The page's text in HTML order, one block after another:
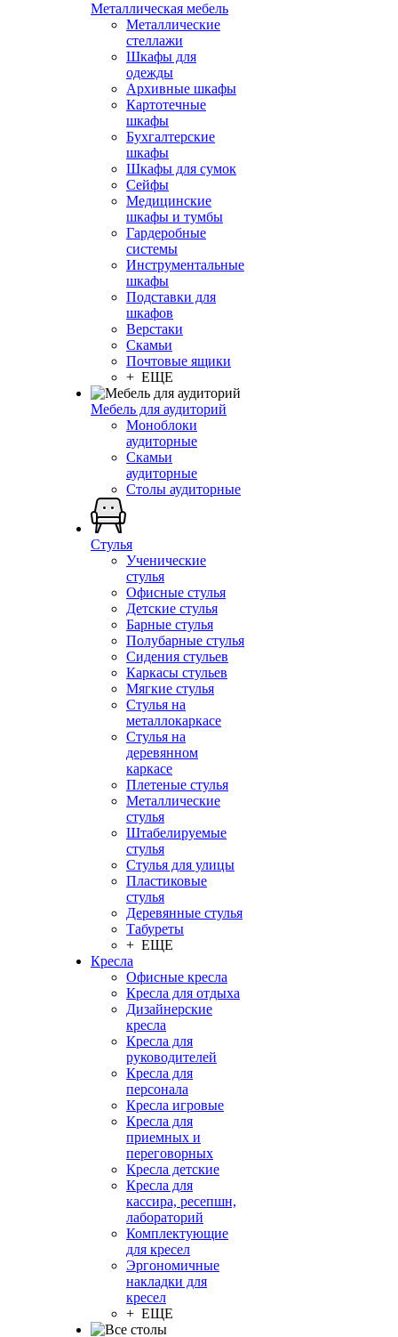
Металлическая мебель
Металлические
стеллажи
Шкафы для
одежды
Архивные шкафы
Картотечные
шкафы
Бухгалтерские
шкафы
Шкафы для сумок
Сейфы
Медицинские
шкафы и тумбы
Гардеробные
системы
Инструментальные
шкафы
Подставки для
шкафов
Верстаки
Скамьи
Почтовые ящики
+ ЕЩЕ
Мебель для аудиторий
Моноблоки
аудиторные
Скамьи
аудиторные
Столы аудиторные
Стулья
Ученические
стулья
Офисные стулья
Детские стулья
Барные стулья
Полубарные стулья
Сидения стульев
Каркасы стульев
Мягкие стулья
Стулья на
металлокаркасе
Стулья на
деревянном
каркасе
Плетеные стулья
Металлические
стулья
Штабелируемые
стулья
Стулья для улицы
Пластиковые
стулья
Деревянные стулья
Табуреты
+ ЕЩЕ
Кресла
Офисные кресла
Кресла для отдыха
Дизайнерские
кресла
Кресла для
руководителей
Кресла для
персонала
Кресла игровые
Кресла для
приемных и
переговорных
Кресла детские
Кресла для
кассира, ресепшн,
лабораторий
Комплектующие
для кресел
Эргономичные
накладки для
кресел
+ ЕЩЕ